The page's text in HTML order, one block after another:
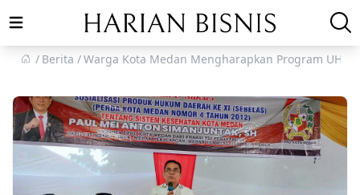
Open main menu
Berita
Warga Kota Medan Mengharapkan Program UHC